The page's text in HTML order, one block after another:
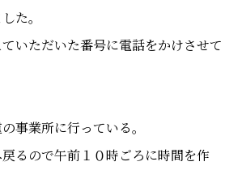
た。
いただいた番号に電話をかけさせて
事業所に行っている。
るので午前１０時ごろに時間を作